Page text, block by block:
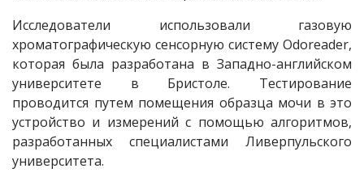
Исследователи использовали газовую
хроматографическую сенсорную систему Odoreader,
которая была разработана в Западно-английском
университете в Бристоле. Тестирование
проводится путем помещения образца мочи в это
устройство и измерений с помощью алгоритмов,
разработанных специалистами Ливерпульского
университета.